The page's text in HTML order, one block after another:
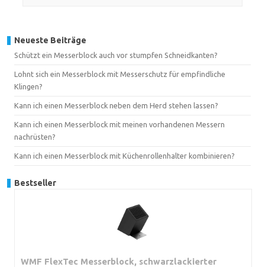
Neueste Beiträge
Schützt ein Messerblock auch vor stumpfen Schneidkanten?
Lohnt sich ein Messerblock mit Messerschutz für empfindliche
Klingen?
Kann ich einen Messerblock neben dem Herd stehen lassen?
Kann ich einen Messerblock mit meinen vorhandenen Messern
nachrüsten?
Kann ich einen Messerblock mit Küchenrollenhalter kombinieren?
Bestseller
WMF FlexTec Messerblock, schwarzlackierter